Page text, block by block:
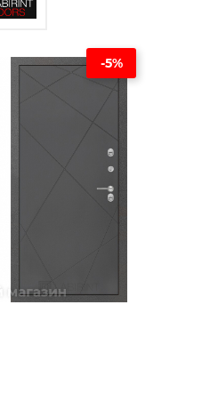
-5%